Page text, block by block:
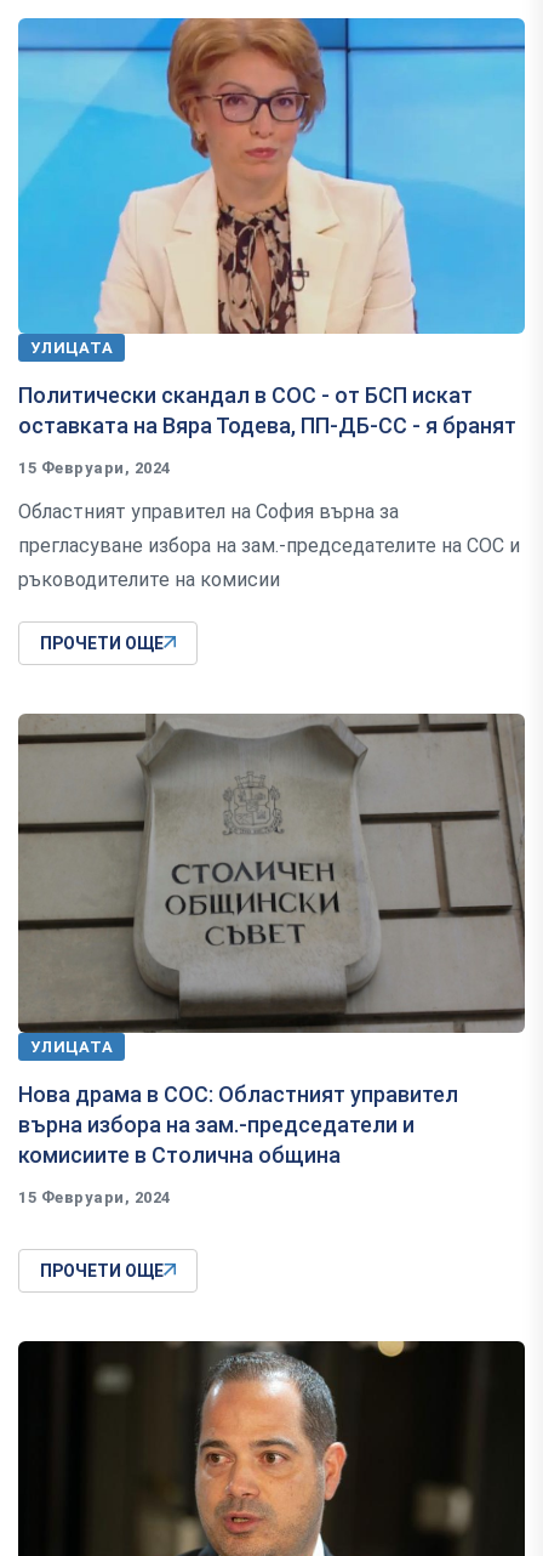
УЛИЦАТА
Политически скандал в СОС - от БСП искат
оставката на Вяра Тодева, ПП-ДБ-СС - я бранят
15 Февруари, 2024
Областният управител на София върна за
прегласуване избора на зам.-председателите на СОС и
ръководителите на комисии
ПРОЧЕТИ ОЩЕ
УЛИЦАТА
Нова драма в СОС: Областният управител
върна избора на зам.-председатели и
комисиите в Столична община
15 Февруари, 2024
ПРОЧЕТИ ОЩЕ